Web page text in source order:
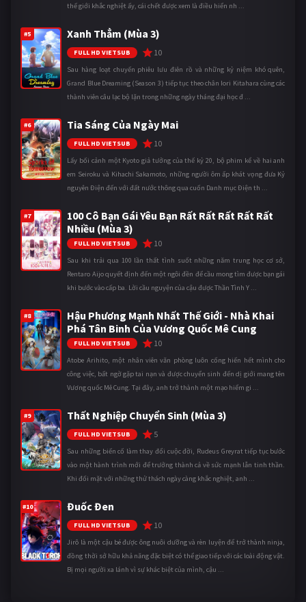
thế giới khắc nghiệt ấy, cái chết được xem là điều hiển nh ...
#5 Xanh Thẳm (Mùa 3)
FULL HD VIETSUB 10
Sau hàng loạt chuyến phiêu lưu điên rồ và những kỷ niệm khó quên,
Grand Blue Dreaming (Season 3) tiếp tục theo chân Iori Kitahara cùng các
thành viên câu lạc bộ lặn trong những ngày tháng đại học đ ...
#6 Tia Sáng Của Ngày Mai
FULL HD VIETSUB 10
Lấy bối cảnh một Kyoto giả tưởng của thế kỷ 20, bộ phim kể về hai anh
em Seiroku và Kihachi Sakamoto, những người ôm ấp khát vọng đưa Kỷ
nguyên Điện đến với đất nước thông qua cuốn Danh mục Điện th ...
#7
100 Cô Bạn Gái Yêu Bạn Rất Rất Rất Rất Rất
Nhiều (Mùa 3)
FULL HD VIETSUB 10
Sau khi trải qua 100 lần thất tình suốt những năm trung học cơ sở,
Rentaro Aijo quyết định đến một ngôi đền để cầu mong tìm được bạn gái
khi bước vào cấp ba. Lời cầu nguyện của cậu được Thần Tình Y ...
#8
Hậu Phương Mạnh Nhất Thế Giới - Nhà Khai
Phá Tân Binh Của Vương Quốc Mê Cung
FULL HD VIETSUB 10
Atobe Arihito, một nhân viên văn phòng luôn cống hiến hết mình cho
công việc, bất ngờ gặp tai nạn và được chuyển sinh đến dị giới mang tên
Vương quốc Mê Cung. Tại đây, anh trở thành một mạo hiểm gi ...
#9 Thất Nghiệp Chuyển Sinh (Mùa 3)
FULL HD VIETSUB 5
Sau những biến cố làm thay đổi cuộc đời, Rudeus Greyrat tiếp tục bước
vào một hành trình mới để trưởng thành cả về sức mạnh lẫn tinh thần.
Khi đối mặt với những thử thách ngày càng khắc nghiệt, anh ...
#10 Đuốc Đen
FULL HD VIETSUB 10
Jirô là một cậu bé được ông nuôi dưỡng và rèn luyện để trở thành ninja,
đồng thời sở hữu khả năng đặc biệt có thể giao tiếp với các loài động vật.
Bị mọi người xa lánh vì sự khác biệt của mình, cậu ...